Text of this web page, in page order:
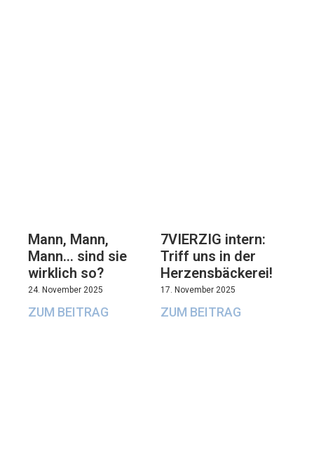
Mann, Mann,
Mann… sind sie
wirklich so?
24. November 2025
ZUM BEITRAG
7VIERZIG intern:
Triff uns in der
Herzensbäckerei!
17. November 2025
ZUM BEITRAG